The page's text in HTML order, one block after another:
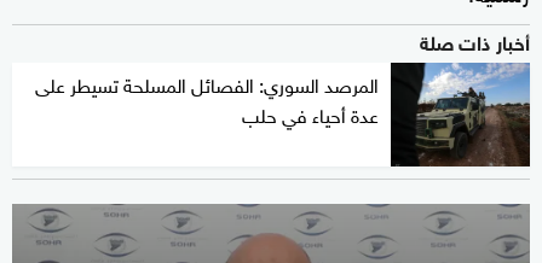
أخبار ذات صلة
المرصد السوري: الفصائل المسلحة تسيطر على
عدة أحياء في حلب
seconds